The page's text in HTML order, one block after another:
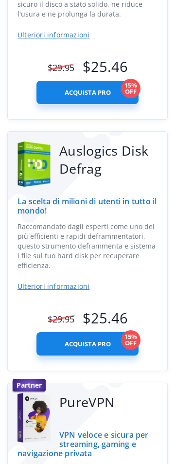
sicuro il disco a stato solido, ne riduce
l'usura e ne prolunga la durata.
Ulteriori informazioni
$29.95 $25.46
ACQUISTA PRO
15%
OFF
Auslogics Disk
Defrag
La scelta di milioni di utenti in tutto il
mondo!
Raccomandato dagli esperti come uno dei
più efficienti e rapidi deframmentatori,
questo strumento deframmenta e sistema
i file sul tuo hard disk per recuperare
efficienza.
Ulteriori informazioni
$29.95 $25.46
ACQUISTA PRO
15%
OFF
Partner
PureVPN
VPN veloce e sicura per
streaming, gaming e
navigazione privata